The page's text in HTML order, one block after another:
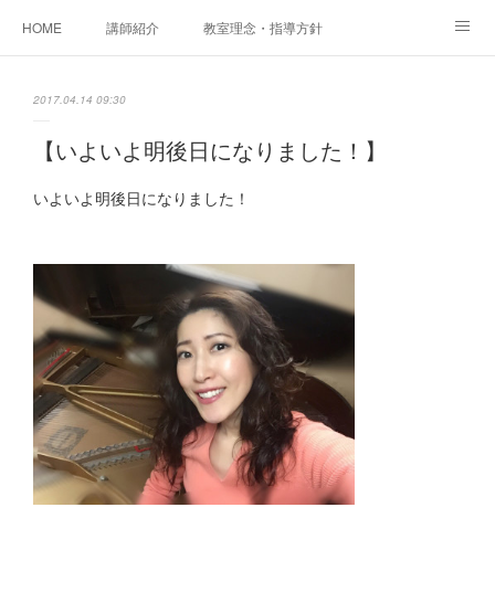
HOME 講師紹介 教室理念・指導方針
ご相談・体験レッスンお申し込み
アクセス
2017.04.14 09:30
【いよいよ明後日になりました！】
いよいよ明後日になりました！